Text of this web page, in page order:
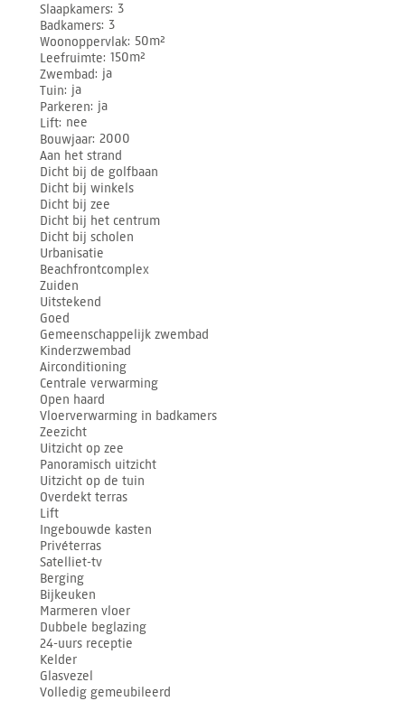
Slaapkamers 3
Badkamers 3
Woonoppervlak 50m²
Leefruimte 150m²
Zwembad ja
Tuin ja
Parkeren ja
Lift nee
Bouwjaar 2000
Aan het strand
Dicht bij de golfbaan
Dicht bij winkels
Dicht bij zee
Dicht bij het centrum
Dicht bij scholen
Urbanisatie
Beachfrontcomplex
Zuiden
Uitstekend
Goed
Gemeenschappelijk zwembad
Kinderzwembad
Airconditioning
Centrale verwarming
Open haard
Vloerverwarming in badkamers
Zeezicht
Uitzicht op zee
Panoramisch uitzicht
Uitzicht op de tuin
Overdekt terras
Lift
Ingebouwde kasten
Privéterras
Satelliet-tv
Berging
Bijkeuken
Marmeren vloer
Dubbele beglazing
24-uurs receptie
Kelder
Glasvezel
Volledig gemeubileerd